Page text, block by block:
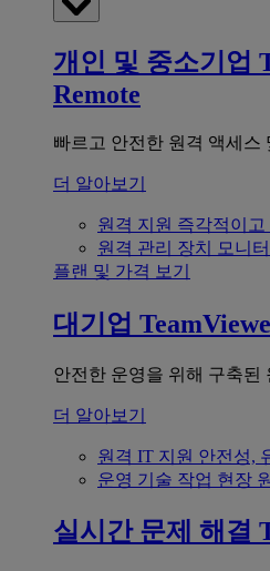
개인 및 중소기업
Remote
빠르고 안전한 원격 액세스
더 알아보기
원격 지원 즉각적이
원격 관리 장치 모니
플랜 및 가격 보기
대기업
안전한 운영을 위해 구축된
더 알아보기
원격 IT 지원 안전성,
운영 기술 작업 현장
실시간 문제 해결